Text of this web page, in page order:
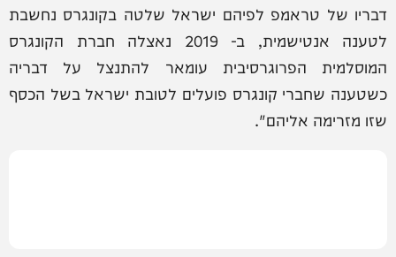
דבריו של טראמפ לפיהם ישראל שלטה בקונגרס נחשבת
לטענה אנטישמית, ב- 2019 נאצלה חברת הקונגרס
המוסלמית הפרוגרסיבית עומאר להתנצל על דבריה
כשטענה שחברי קונגרס פועלים לטובת ישראל בשל הכסף
שזו מזרימה אליהם".